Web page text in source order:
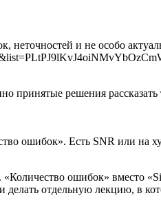
неточностей и не особо
принятые решения
ошибок». Есть SNR или на
«Количество ошибок» вместо
делать отдельную лекцию, в